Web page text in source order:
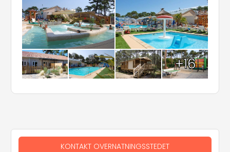
+16
KONTAKT OVERNATNINGSSTEDET